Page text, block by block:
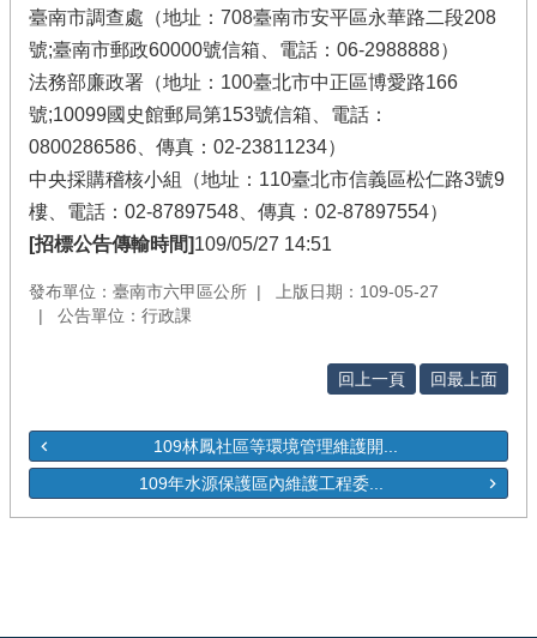
臺南市調查處（地址：708臺南市安平區永華路二段208
號;臺南市郵政60000號信箱、電話：06-2988888）
法務部廉政署（地址：100臺北市中正區博愛路166
號;10099國史館郵局第153號信箱、電話：
0800286586、傳真：02-23811234）
中央採購稽核小組（地址：110臺北市信義區松仁路3號9
樓、電話：02-87897548、傳真：02-87897554）
[招標公告傳輸時間]109/05/27 14:51
發布單位：臺南市六甲區公所
上版日期：109-05-27
公告單位：行政課
回上一頁 回最上面
109林鳳社區等環境管理維護開...
109年水源保護區內維護工程委...